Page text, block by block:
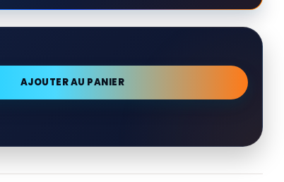
AJOUTER AU PANIER